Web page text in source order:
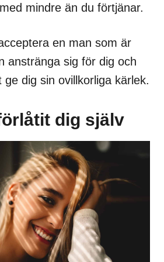
mindre än du förtjänar.
en man som är
anstränga sig för dig och
dig sin ovillkorliga kärlek.
dig själv